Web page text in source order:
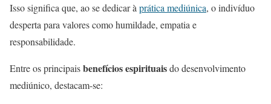
Isso significa que, ao se dedicar àprática mediúnica, o indivíduo
desperta para valores como humildade, empatia e
responsabilidade.
Entre os principaisbenefícios espirituaisdo desenvolvimento
mediúnico, destacam-se: